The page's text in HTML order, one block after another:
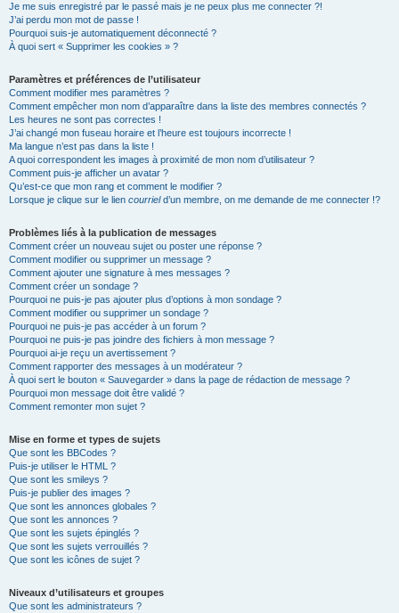
Je me suis enregistré par le passé mais je ne peux plus me connecter ?!
J’ai perdu mon mot de passe !
Pourquoi suis-je automatiquement déconnecté ?
À quoi sert « Supprimer les cookies » ?
Paramètres et préférences de l’utilisateur
Comment modifier mes paramètres ?
Comment empêcher mon nom d’apparaître dans la liste des membres connectés ?
Les heures ne sont pas correctes !
J’ai changé mon fuseau horaire et l’heure est toujours incorrecte !
Ma langue n’est pas dans la liste !
A quoi correspondent les images à proximité de mon nom d’utilisateur ?
Comment puis-je afficher un avatar ?
Qu’est-ce que mon rang et comment le modifier ?
Lorsque je clique sur le lien courrield’un membre, on me demande de me connecter !?
Problèmes liés à la publication de messages
Comment créer un nouveau sujet ou poster une réponse ?
Comment modifier ou supprimer un message ?
Comment ajouter une signature à mes messages ?
Comment créer un sondage ?
Pourquoi ne puis-je pas ajouter plus d’options à mon sondage ?
Comment modifier ou supprimer un sondage ?
Pourquoi ne puis-je pas accéder à un forum ?
Pourquoi ne puis-je pas joindre des fichiers à mon message ?
Pourquoi ai-je reçu un avertissement ?
Comment rapporter des messages à un modérateur ?
À quoi sert le bouton « Sauvegarder » dans la page de rédaction de message ?
Pourquoi mon message doit être validé ?
Comment remonter mon sujet ?
Mise en forme et types de sujets
Que sont les BBCodes ?
Puis-je utiliser le HTML ?
Que sont les smileys ?
Puis-je publier des images ?
Que sont les annonces globales ?
Que sont les annonces ?
Que sont les sujets épinglés ?
Que sont les sujets verrouillés ?
Que sont les icônes de sujet ?
Niveaux d’utilisateurs et groupes
Que sont les administrateurs ?